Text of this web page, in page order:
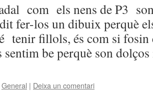
com els nens de P3
fer-los un dibuix perquè
tenir fillols, és com si fosin
sentim be perquè son
General | Deixa un comentari